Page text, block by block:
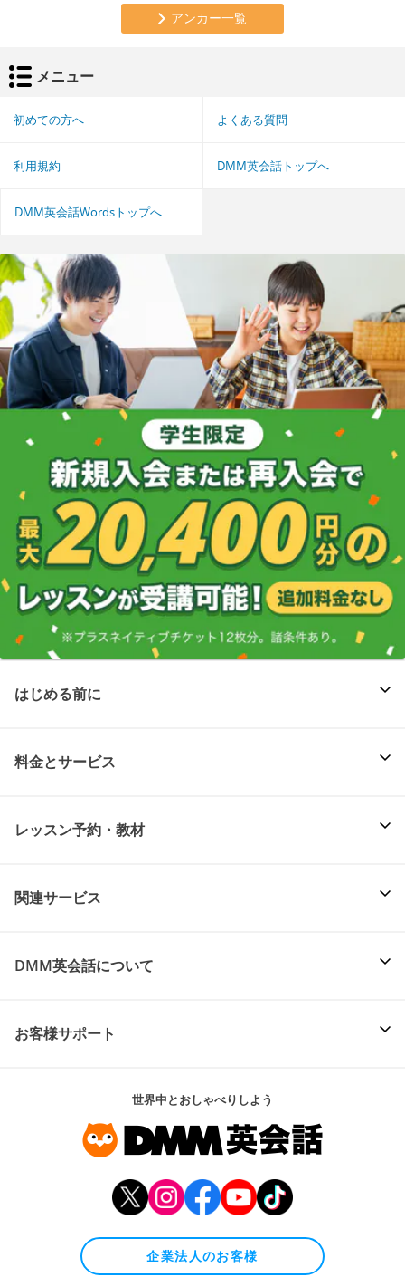
アンカー一覧
メニュー
初めての方へ よくある質問
利用規約 DMM英会話トップへ
DMM英会話Wordsトップへ
はじめる前に
料金とサービス
レッスン予約・教材
関連サービス
DMM英会話について
お客様サポート
世界中とおしゃべりしよう
企業法人のお客様